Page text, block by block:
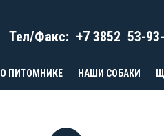
Тел/Факс: +7 3852 53-
О ПИТОМНИКЕ НАШИ СОБАКИ